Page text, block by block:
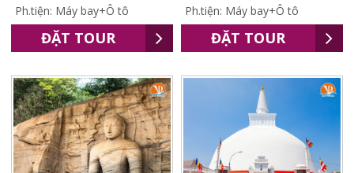
Ph.tiện: Máy bay+Ô tô
ĐẶT TOUR
Ph.tiện: Máy bay+Ô tô
ĐẶT TOUR